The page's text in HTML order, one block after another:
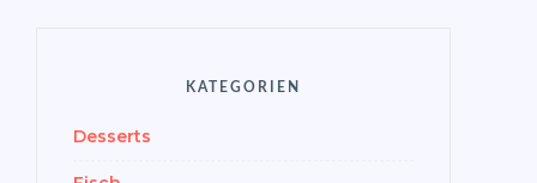
KATEGORIEN
Desserts